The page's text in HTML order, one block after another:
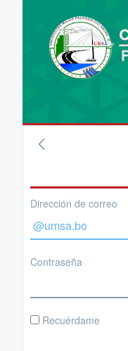
Dirección de correo
Contraseña
Recuérdame